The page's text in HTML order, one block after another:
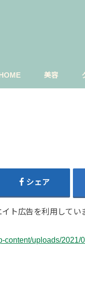
HOME 美容
シェア
ト広告を利用してい
content/uploads/2021/